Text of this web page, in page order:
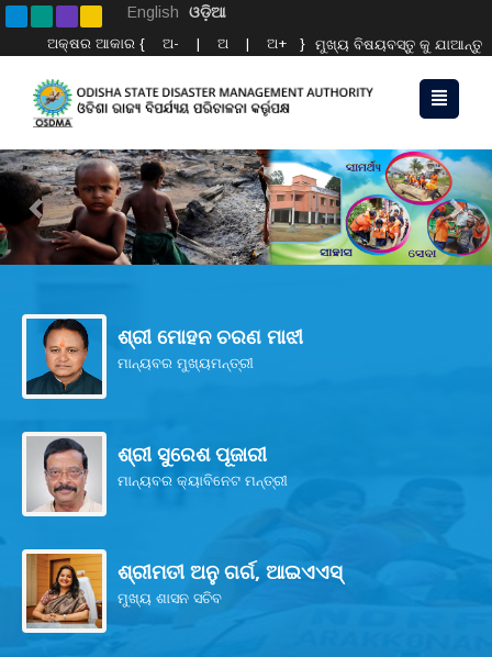
English ଓଡ଼ିଆ
ମୁଖ୍ୟ ବିଷୟବସ୍ତୁ କୁ ଯାଆନ୍ତୁ
ଅକ୍ଷର ଆକାର { ଅ- | ଅ | ଅ+ }
Previous
ଶ୍ରୀ ମୋହନ ଚରଣ ମାଝୀ
ମାନ୍ୟବର ମୁଖ୍ୟମନ୍ତ୍ରୀ
ଶ୍ରୀ ସୁରେଶ ପୂଜାରୀ
ମାନ୍ୟବର କ୍ୟାବିନେଟ ମନ୍ତ୍ରୀ
ଶ୍ରୀମତୀ ଅନୁ ଗର୍ଗ, ଆଇଏଏସ୍
ମୁଖ୍ୟ ଶାସନ ସଚିବ